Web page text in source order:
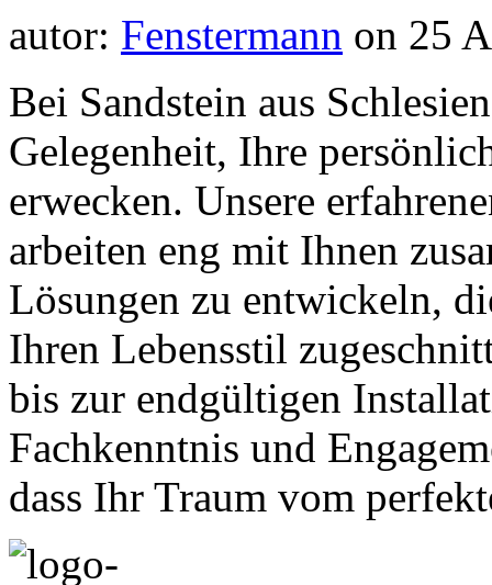
autor: Fenstermann on 25
Bei Sandstein aus
Gelegenheit, Ihre
erwecken. Unsere
arbeiten eng mit Ihnen
Lösungen zu entwickeln,
Ihren Lebensstil
bis zur endgültigen
Fachkenntnis und
dass Ihr Traum vom